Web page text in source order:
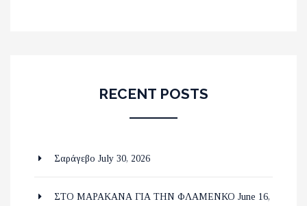
RECENT POSTS
Σαράγεβο July 30, 2026
ΣΤΟ ΜΑΡΑΚΑΝΑ ΓΙΑ ΤΗΝ ΦΛΑΜΕΝΚΟ June 16,